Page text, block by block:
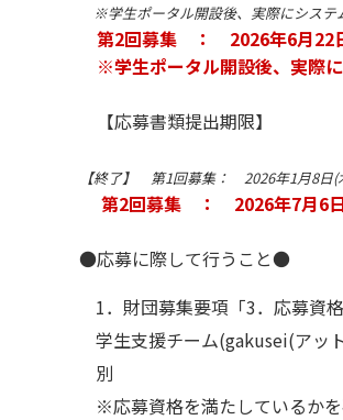
※学生ポータル開設後、実際にシステ
第2回募集 ： 2026年6月22
※学生ポータル開設後、実際
【応募書類提出期限】
【終了】 第1回募集： 2026年1月8日
第2回募集 ： 2026年7月6
●応募に際して行うこと●
1．財団募集要項「3．応募資
学生支援チーム(gakusei(ア
別
※応募資格を満たしているか